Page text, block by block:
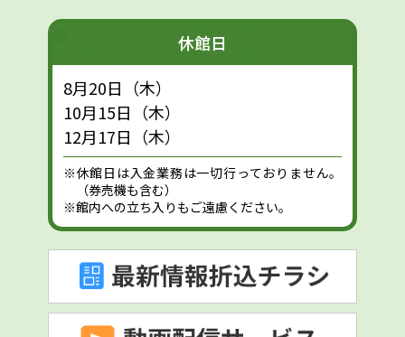
休館日
8月20日（木）
10月15日（木）
12月17日（木）
※休館日は入金業務は一切行っておりません。
（券売機も含む）
※館内への立ち入りもご遠慮ください。